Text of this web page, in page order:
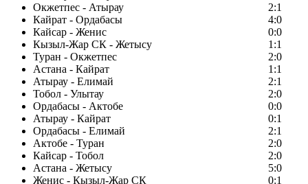
Окжетпес - Атырау
2:1
Кайрат - Ордабасы
4:0
Кайсар - Женис
0:0
Кызыл-Жар СК - Жетысу
1:1
Туран - Окжетпес
2:0
Астана - Кайрат
1:1
Атырау - Елимай
2:1
Тобол - Улытау
2:0
Ордабасы - Актобе
0:0
Атырау - Кайрат
0:1
Ордабасы - Елимай
2:1
Актобе - Туран
2:0
Кайсар - Тобол
2:0
Астана - Жетысу
5:0
Женис - Кызыл-Жар СК
0:1